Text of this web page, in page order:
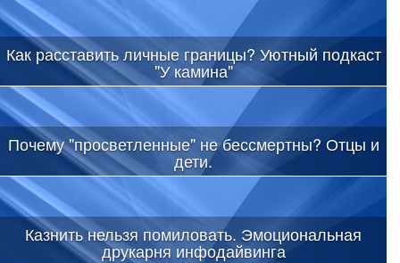
Как расставить личные границы? Уютный подкаст
"У камина"
Почему "просветленные" не бессмертны? Отцы и
дети.
Казнить нельзя помиловать. Эмоциональная
друкарня инфодайвинга